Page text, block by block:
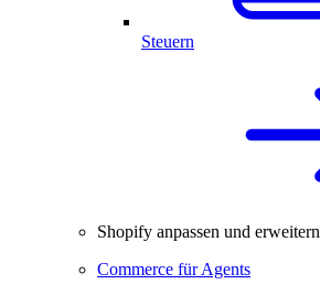
Steuern
Shopify anpassen und erweitern
Commerce für Agents